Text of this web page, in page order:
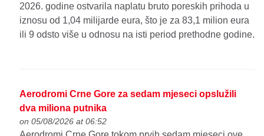
2026. godine ostvarila naplatu bruto poreskih prihoda u
iznosu od 1,04 milijarde eura, što je za 83,1 milion eura
ili 9 odsto više u odnosu na isti period prethodne godine.
Aerodromi Crne Gore za sedam mjeseci opslužili
dva miliona putnika
on 05/08/2026 at 06:52